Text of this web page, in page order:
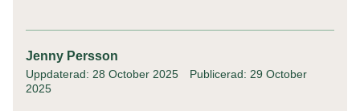
Jenny Persson
Uppdaterad: 28 October 2025
Publicerad: 29 October
2025